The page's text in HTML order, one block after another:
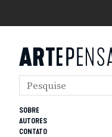
SOBRE
AUTORES
CONTATO